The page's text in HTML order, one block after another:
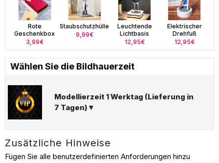
Rote
Geschenkbox
3,99€
Staubschutzhülle
9,99€
Leuchtende
Lichtbasis
12,95€
Elektrischer
Drehfuß
12,95€
Wählen Sie die Bildhauerzeit
Modellierzeit 1 Werktag (Lieferung in
7 Tagen)▼
Zusätzliche Hinweise
Fügen Sie alle benutzerdefinierten Anforderungen hinzu